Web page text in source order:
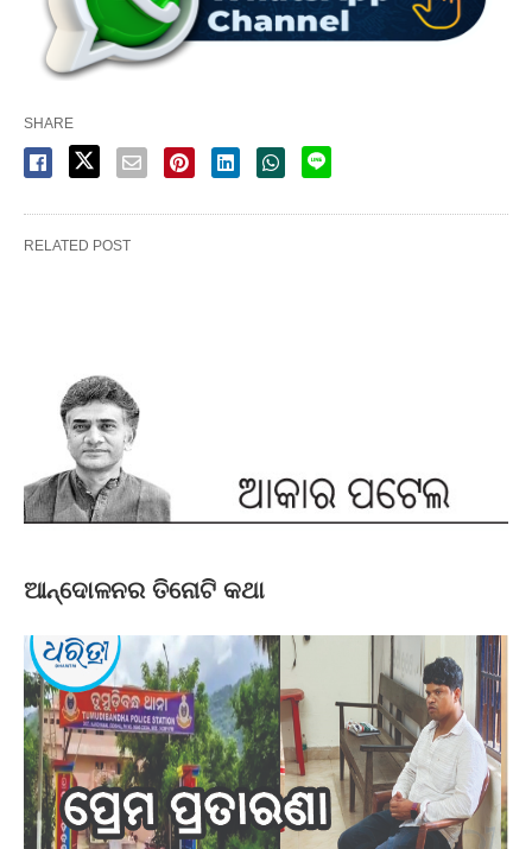
SHARE
RELATED POST
ଆନ୍ଦୋଳନର ତିନୋଟି କଥା